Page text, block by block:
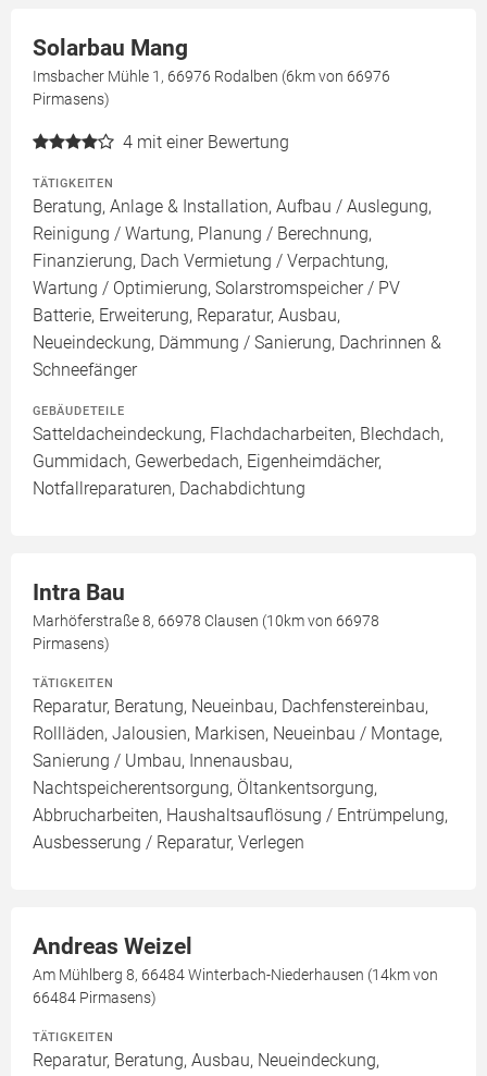
Solarbau Mang
Imsbacher Mühle 1, 66976 Rodalben (6km von 66976
Pirmasens)
4 mit einer Bewertung
TÄTIGKEITEN
Beratung, Anlage & Installation, Aufbau / Auslegung,
Reinigung / Wartung, Planung / Berechnung,
Finanzierung, Dach Vermietung / Verpachtung,
Wartung / Optimierung, Solarstromspeicher / PV
Batterie, Erweiterung, Reparatur, Ausbau,
Neueindeckung, Dämmung / Sanierung, Dachrinnen &
Schneefänger
GEBÄUDETEILE
Satteldacheindeckung, Flachdacharbeiten, Blechdach,
Gummidach, Gewerbedach, Eigenheimdächer,
Notfallreparaturen, Dachabdichtung
Intra Bau
Marhöferstraße 8, 66978 Clausen (10km von 66978
Pirmasens)
TÄTIGKEITEN
Reparatur, Beratung, Neueinbau, Dachfenstereinbau,
Rollläden, Jalousien, Markisen, Neueinbau / Montage,
Sanierung / Umbau, Innenausbau,
Nachtspeicherentsorgung, Öltankentsorgung,
Abbrucharbeiten, Haushaltsauflösung / Entrümpelung,
Ausbesserung / Reparatur, Verlegen
Andreas Weizel
Am Mühlberg 8, 66484 Winterbach-Niederhausen (14km von
66484 Pirmasens)
TÄTIGKEITEN
Reparatur, Beratung, Ausbau, Neueindeckung,